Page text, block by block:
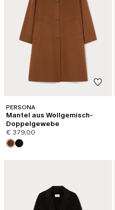
PERSONA
Mantel aus Wollgemisch-
Doppelgewebe
€ 379,00